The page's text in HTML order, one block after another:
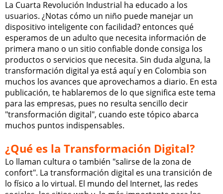
La Cuarta Revolución Industrial ha educado a los
usuarios. ¿Notas cómo un niño puede manejar un
dispositivo inteligente con facilidad? entonces qué
esperamos de un adulto que necesita información de
primera mano o un sitio confiable donde consiga los
productos o servicios que necesita. Sin duda alguna, la
transformación digital ya está aquí y en Colombia son
muchos los avances que aprovechamos a diario. En esta
publicación, te hablaremos de lo que significa este tema
para las empresas, pues no resulta sencillo decir
"transformación digital", cuando este tópico abarca
muchos puntos indispensables.
¿Qué es la Transformación Digital?
Lo llaman cultura o también "salirse de la zona de
confort". La transformación digital es una transición de
lo físico a lo virtual. El mundo del Internet, las redes